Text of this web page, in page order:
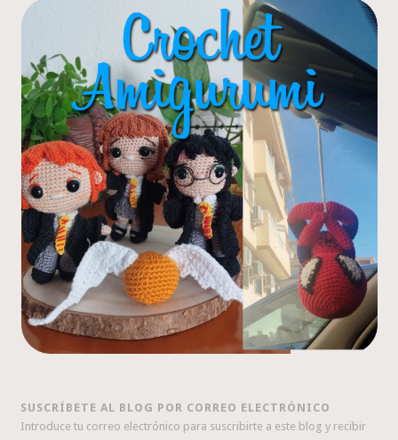
SUSCRÍBETE AL BLOG POR CORREO ELECTRÓNICO
Introduce tu correo electrónico para suscribirte a este blog y recibir